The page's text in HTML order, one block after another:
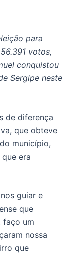
para
votos,
conquistou
Sergipe neste
de diferença
que obteve
município,
era
guiar e
que
faço um
nossa
que